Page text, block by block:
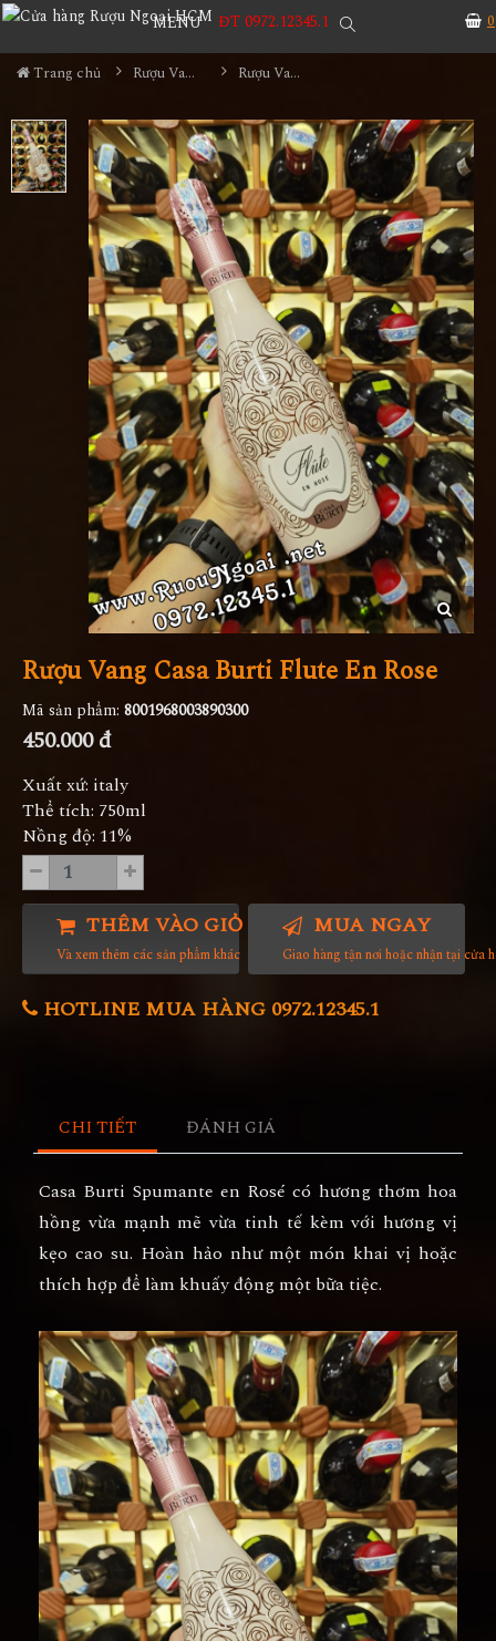
0
MENU ĐT 0972.12345.1
Trang chủ Rượu Vang Rượu Vang Casa Burti Flute En Rose
Rượu Vang Casa Burti Flute En Rose
Mã sản phẩm: 8001968003890300
450.000 đ
Xuất xứ: italy
Thể tích: 750ml
Nồng độ: 11%
THÊM VÀO GIỎ HÀNG
Và xem thêm các sản phẩm khác
MUA NGAY
Giao hàng tận nơi hoặc nhận tại cửa
HOTLINE MUA HÀNG 0972.12345.1
CHI TIẾT ĐÁNH GIÁ
Casa Burti Spumante en Rosé có hương thơm hoa
hồng vừa mạnh mẽ vừa tinh tế kèm với hương vị
kẹo cao su. Hoàn hảo như một món khai vị hoặc
thích hợp để làm khuấy động một bữa tiệc.